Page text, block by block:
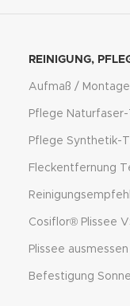
REINIGUNG,
Aufmaß / Montage
Pflege
Pflege Synthetik-
Fleckentfernung
Cosiflor® Plissee
Plissee
Befestigung